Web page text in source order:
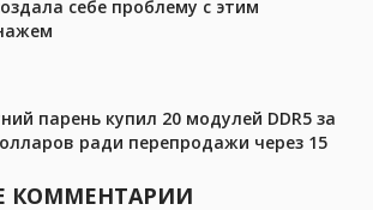
себе проблему с этим
парень купил 20 модулей DDR5 за
ради перепродажи через 15
КОММЕНТАРИИ